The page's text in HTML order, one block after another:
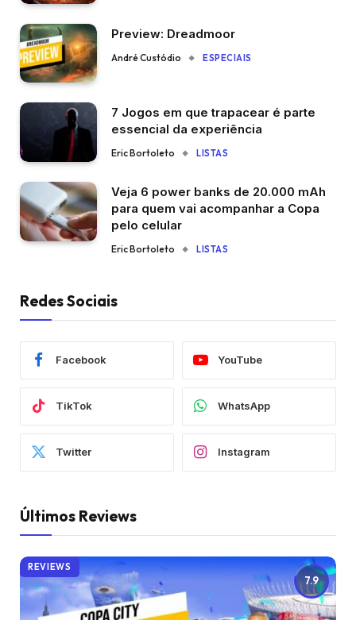
Preview: Dreadmoor
André Custódio ESPECIAIS
7 Jogos em que trapacear é parte
essencial da experiência
Eric Bortoleto LISTAS
Veja 6 power banks de 20.000 mAh
para quem vai acompanhar a Copa
pelo celular
Eric Bortoleto LISTAS
Redes Sociais
Facebook YouTube
TikTok WhatsApp
Twitter Instagram
Últimos Reviews
7.9
REVIEWS